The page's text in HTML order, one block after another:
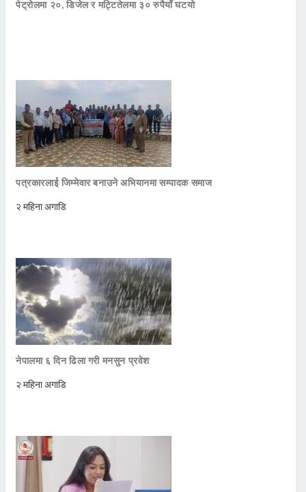
पेट्रोलमा २०, डिजेल र मट्टितेलमा ३० रुपैयाँ घटयो
पत्रकारलाई जिम्मेवार बनाउने अभियानमा सम्पादक समाज
२ महिना अगाडि
नेपालमा ६ दिन ढिला गरी मनसुन प्रवेश
२ महिना अगाडि